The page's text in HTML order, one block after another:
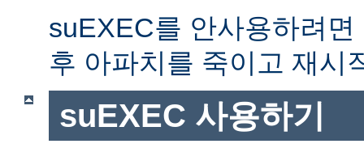
suEXEC를 안사용하려면
후 아파치를 죽이고 재시
suEXEC 사용하기